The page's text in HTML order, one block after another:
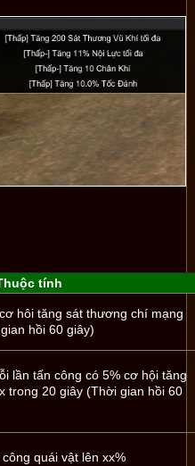
tính
hôi tăng sát thương chí mạng
hồi 60 giây)
lần tấn công có 5% cơ hội tăng
trong 20 giây (Thời gian hồi 60
quái vật lên xx%